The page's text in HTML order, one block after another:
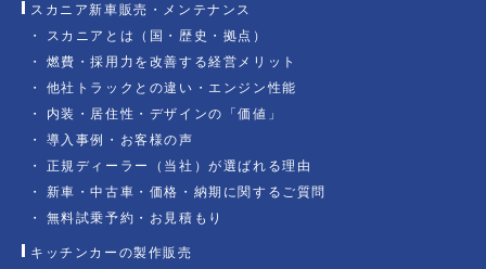
スカニア新車販売・メンテナンス
スカニアとは（国・歴史・拠点）
燃費・採用力を改善する経営メリット
他社トラックとの違い・エンジン性能
内装・居住性・デザインの「価値」
導入事例・お客様の声
正規ディーラー（当社）が選ばれる理由
新車・中古車・価格・納期に関するご質問
無料試乗予約・お見積もり
キッチンカーの製作販売